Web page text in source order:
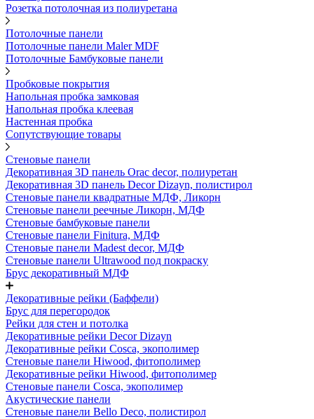
Розетка потолочная из полиуретана
Потолочные панели
Потолочные панели Maler MDF
Потолочные Бамбуковые панели
Пробковые покрытия
Напольная пробка замковая
Напольная пробка клеевая
Настенная пробка
Сопутствующие товары
Стеновые панели
Декоративная 3D панель Orac decor, полиуретан
Декоративная 3D панель Decor Dizayn, полистирол
Стеновые панели квадратные МДФ, Ликорн
Стеновые панели реечные Ликорн, МДФ
Стеновые бамбуковые панели
Стеновые панели Finitura, МДФ
Стеновые панели Madest decor, МДФ
Стеновые панели Ultrawood под покраску
Брус декоративный МДФ
Декоративные рейки (Баффели)
Брус для перегородок
Рейки для стен и потолка
Декоративные рейки Decor Dizayn
Декоративные рейки Cosca, экополимер
Стеновые панели Hiwood, фитополимер
Декоративные рейки Hiwood, фитополимер
Стеновые панели Cosca, экополимер
Акустические панели
Стеновые панели Bello Deco, полистирол